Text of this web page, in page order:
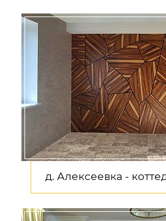
д. Алексеевка -